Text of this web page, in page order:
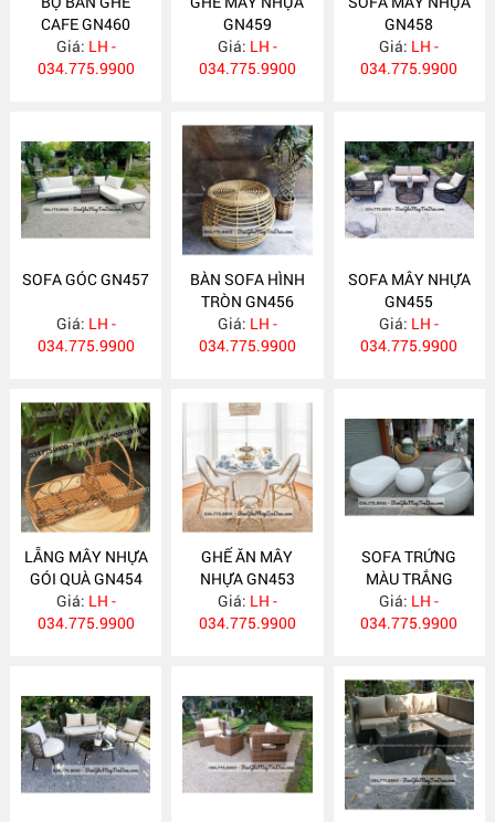
CAFE GN460
Giá: LH -
034.775.9900
GN459
Giá: LH -
034.775.9900
GN458
Giá: LH -
034.775.9900
SOFA GÓC GN457
Giá: LH -
034.775.9900
BÀN SOFA HÌNH
TRÒN GN456
Giá: LH -
034.775.9900
SOFA MÂY NHỰA
GN455
Giá: LH -
034.775.9900
LẴNG MÂY NHỰA
GÓI QUÀ GN454
Giá: LH -
034.775.9900
GHẾ ĂN MÂY
NHỰA GN453
Giá: LH -
034.775.9900
SOFA TRỨNG
MÀU TRẮNG
GN452
Giá: LH -
034.775.9900